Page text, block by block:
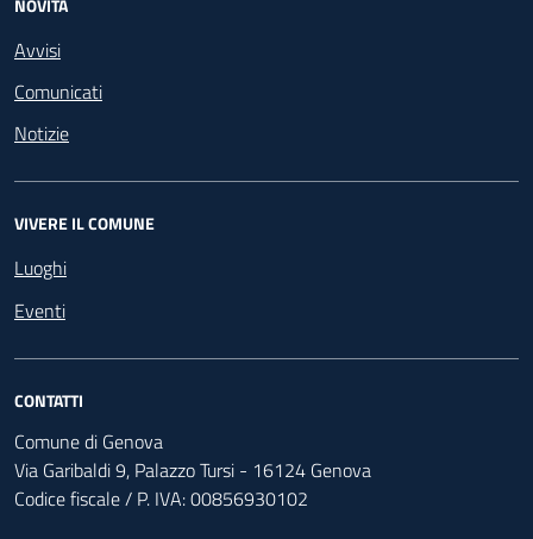
Avvisi
Comunicati
Notizie
VIVERE IL COMUNE
Luoghi
Eventi
CONTATTI
Comune di Genova
Via Garibaldi 9, Palazzo Tursi - 16124 Genova
Codice fiscale / P. IVA: 00856930102